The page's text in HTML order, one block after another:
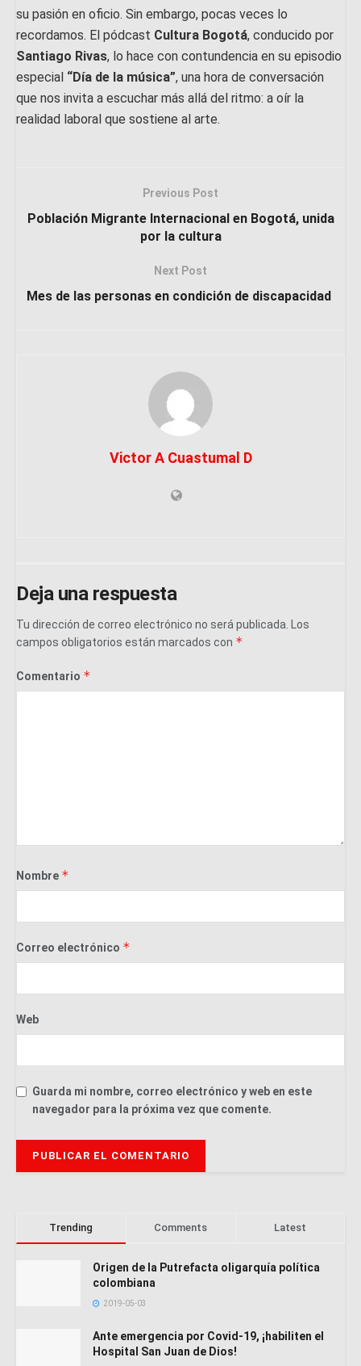
su pasión en oficio. Sin embargo, pocas veces lo
recordamos. El pódcast Cultura Bogotá, conducido por
Santiago Rivas, lo hace con contundencia en su episodio
especial “Día de la música”, una hora de conversación
que nos invita a escuchar más allá del ritmo: a oír la
realidad laboral que sostiene al arte.
Previous Post
Población Migrante Internacional en Bogotá, unida
por la cultura
Next Post
Mes de las personas en condición de discapacidad
Victor A Cuastumal D
Deja una respuesta
Tu dirección de correo electrónico no será publicada.
Los
campos obligatorios están marcados con *
Comentario *
Nombre *
Correo electrónico *
Web
Guarda mi nombre, correo electrónico y web en este
navegador para la próxima vez que comente.
Trending Comments Latest
Origen de la Putrefacta oligarquía política
colombiana
2019-05-03
Ante emergencia por Covid-19, ¡habiliten el
Hospital San Juan de Dios!